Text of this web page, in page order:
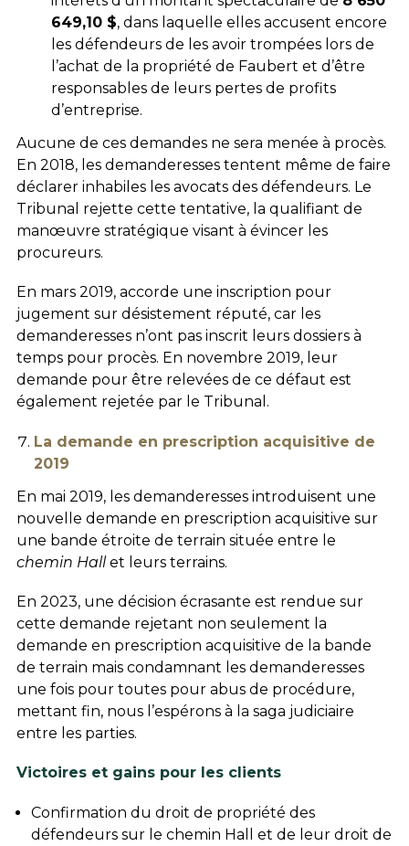
649,10 $, dans laquelle elles accusent encore
les défendeurs de les avoir trompées lors de
l’achat de la propriété de Faubert et d’être
responsables de leurs pertes de profits
d’entreprise.
Aucune de ces demandes ne sera menée à procès.
En 2018, les demanderesses tentent même de faire
déclarer inhabiles les avocats des défendeurs. Le
Tribunal rejette cette tentative, la qualifiant de
manœuvre stratégique visant à évincer les
procureurs.
En mars 2019, accorde une inscription pour
jugement sur désistement réputé, car les
demanderesses n’ont pas inscrit leurs dossiers à
temps pour procès. En novembre 2019, leur
demande pour être relevées de ce défaut est
également rejetée par le Tribunal.
La demande en prescription acquisitive de
2019
En mai 2019, les demanderesses introduisent une
nouvelle demande en prescription acquisitive sur
une bande étroite de terrain située entre le
chemin Hallet leurs terrains.
En 2023, une décision écrasante est rendue sur
cette demande rejetant non seulement la
demande en prescription acquisitive de la bande
de terrain mais condamnant les demanderesses
une fois pour toutes pour abus de procédure,
mettant fin, nous l’espérons à la saga judiciaire
entre les parties.
Victoires et gains pour les clients
Confirmation du droit de propriété des
défendeurs sur le chemin Hall et de leur droit de